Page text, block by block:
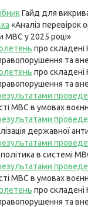
Гайд для
«Аналіз перевірок
МВС у 2025 році»
про складені
та
про складені
та
МВС в умовах
державної
в системі
МВС в умовах
про складені
та